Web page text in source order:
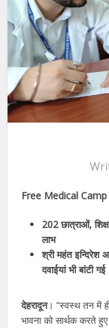
Free Medical Camp
202 छात्राओं,
लाभ
श्री महंत इन्दिरेश
दवाईयां भी बांटी गई
देहरादून। “स्वस्थ तन में
भावना को सार्थक करते